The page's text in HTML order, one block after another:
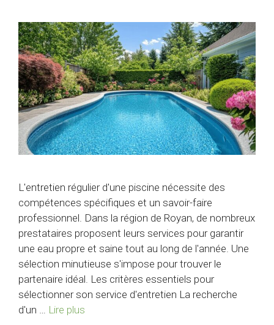
L'entretien régulier d'une piscine nécessite des
compétences spécifiques et un savoir-faire
professionnel. Dans la région de Royan, de nombreux
prestataires proposent leurs services pour garantir
une eau propre et saine tout au long de l'année. Une
sélection minutieuse s'impose pour trouver le
partenaire idéal. Les critères essentiels pour
sélectionner son service d'entretien La recherche
d'un … Lire plus